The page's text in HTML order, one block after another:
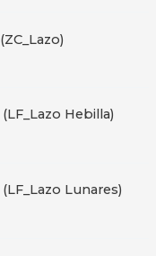
Hebilla)
Lunares)